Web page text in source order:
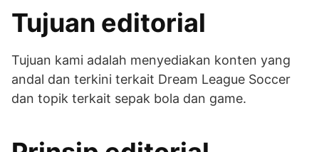
Tujuan editorial
Tujuan kami adalah menyediakan konten yang
andal dan terkini terkait Dream League Soccer
dan topik terkait sepak bola dan game.